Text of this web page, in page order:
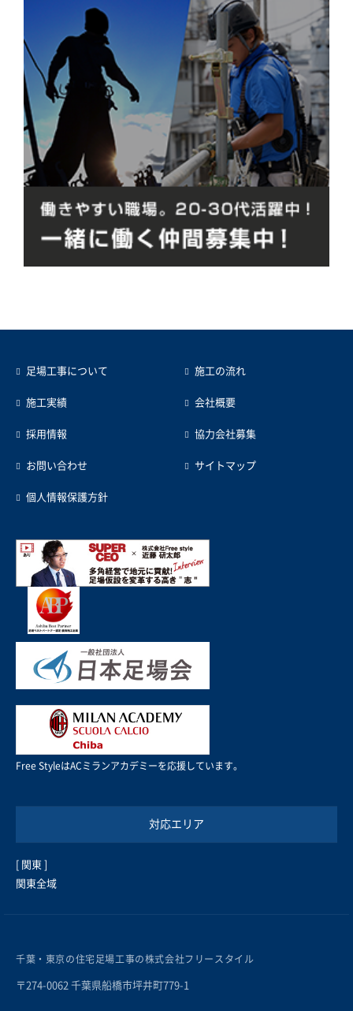
足場工事について 施工の流れ
施工実績 会社概要
採用情報 協力会社募集
お問い合わせ サイトマップ
個人情報保護方針
Free StyleはACミランアカデミーを応援しています。
対応エリア
[ 関東 ]
関東全域
千葉・東京の住宅足場工事の株式会社フリースタイル
〒274-0062 千葉県船橋市坪井町779-1